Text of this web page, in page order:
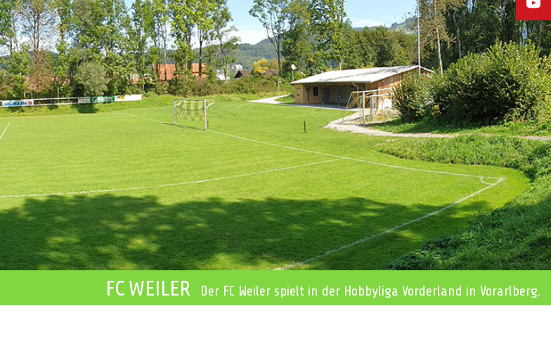
FC WEILER Der FC Weiler spielt in der Hobbyliga Vorderland in Vorarlberg.